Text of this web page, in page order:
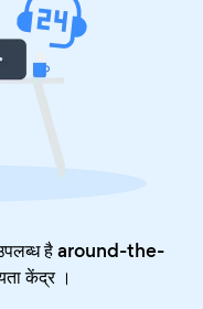
है around-the-
केंद्र।